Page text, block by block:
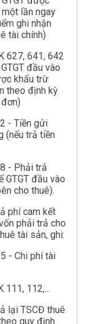
lần ngay
ghi nhận
tài chính)
627, 641, 642
đầu vào
khấu trừ
theo định kỳ
- Tiền gửi
(nếu trả tiền
- Phải trả
GTGT đầu vào
cho thuê).
phí cam kết
phải trả cho
tài sản, ghi:
- Chi phí tài
111, 112,...
lại TSCĐ thuê
quy định